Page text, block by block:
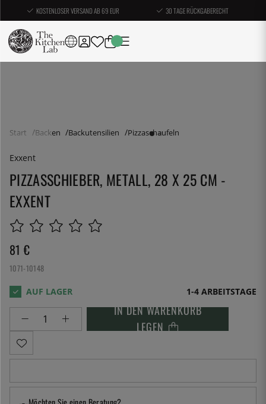
KOSTENLOSER VERSAND AB 69 EUR 30 TAGE RÜCKGABERECHT
Start Backen Backutensilien Pizzaschaufeln
Exxent
PIZZASSCHIEBER, METALL, 28 X 25 CM -
EXXENT
81 €
1071-10148
1-4 ARBEITSTAGE
IN DEN WARENKORB
LEGEN